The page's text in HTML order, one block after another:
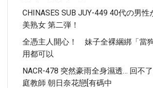
CHINASES SUB JUY-449 40代の男性
美熟女 第二弾！
全憑主人開心！ 妹子全裸綑綁「當
用都可以
NACR-478 突然豪雨全身濕透… 回不
庭教師 朝日奈花戀[有碼中